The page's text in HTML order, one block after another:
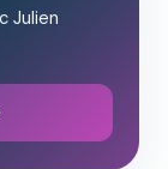
Julien